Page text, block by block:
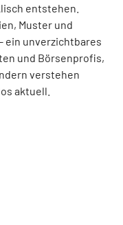
entstehen.
Muster und
ein unverzichtbares
und Börsenprofis,
verstehen
aktuell.